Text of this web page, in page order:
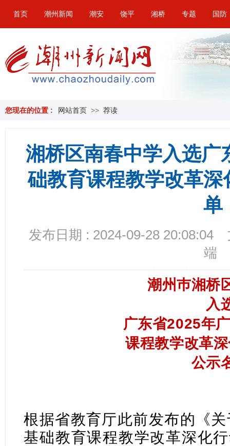
首页 潮州新闻 潮安 饶平 湘桥 专题 国防
您现在的位置 : 网站首页 >> 荐读
湘桥区南春中学入选广
础教育课程教学改革
单
发布日期 : 2024-09-28 20:08:04
端
潮州巿湘桥
入
广东省2025年
课程教学改革
公示
根据省教育厅此前发布的《
基础教育课程教学改革深化